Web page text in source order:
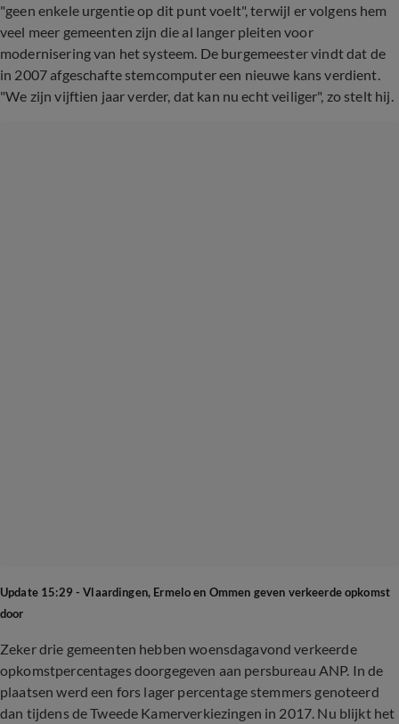
"geen enkele urgentie op dit punt voelt", terwijl er volgens hem
veel meer gemeenten zijn die al langer pleiten voor
modernisering van het systeem. De burgemeester vindt dat de
in 2007 afgeschafte stemcomputer een nieuwe kans verdient.
"We zijn vijftien jaar verder, dat kan nu echt veiliger", zo stelt hij.
Update 15:29 - Vlaardingen, Ermelo en Ommen geven verkeerde opkomst
door
Zeker drie gemeenten hebben woensdagavond verkeerde
opkomstpercentages doorgegeven aan persbureau ANP. In de
plaatsen werd een fors lager percentage stemmers genoteerd
dan tijdens de Tweede Kamerverkiezingen in 2017. Nu blijkt het